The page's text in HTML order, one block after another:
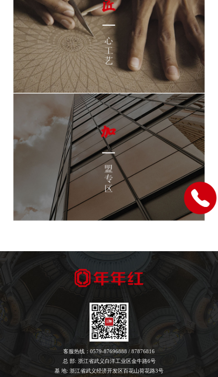
客服热线：0579-87696888 / 87876816
总 部: 浙江省武义白洋工业区金牛路6号
基 地: 浙江省武义经济开发区百花山荷花路3号